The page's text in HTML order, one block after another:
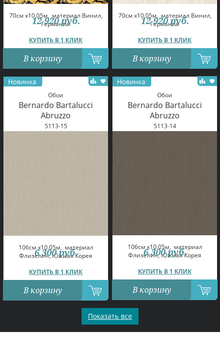
70см x10.05м, материал Винил,
Германия
КУПИТЬ В 1 КЛИК
12 920 руб.
В корзину
70см x10.05м, материал Винил,
Германия
КУПИТЬ В 1 КЛИК
12 920 руб.
В корзину
Обои
Bernardo Bartalucci
Abruzzo
5113-15
106см x10.05м, материал
Флизелин, Южная Корея
КУПИТЬ В 1 КЛИК
6 300 руб.
В корзину
Обои
Bernardo Bartalucci
Abruzzo
5113-14
106см x10.05м, материал
Флизелин, Южная Корея
КУПИТЬ В 1 КЛИК
6 300 руб.
В корзину
Показать все